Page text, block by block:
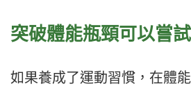
突破體能瓶頸可以嘗
如果養成了運動習慣，在體